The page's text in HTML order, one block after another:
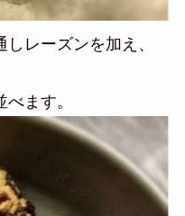
レーズンを加え、
ます。